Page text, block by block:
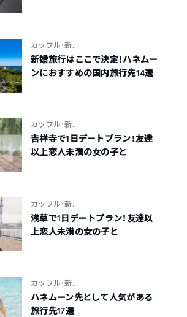
カップル・新...
新婚旅行はここで決定！ハネムー
ンにおすすめの国内旅行先14選
カップル・新...
吉祥寺で1日デートプラン！友達
以上恋人未満の女の子と
カップル・新...
浅草で1日デートプラン！友達以
上恋人未満の女の子と
カップル・新...
ハネムーン先として人気がある
旅行先17選